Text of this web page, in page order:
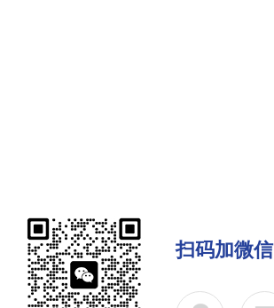
扫码加微信